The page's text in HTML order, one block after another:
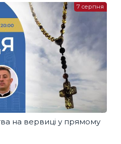
на вервиці у прямому
7 серпня